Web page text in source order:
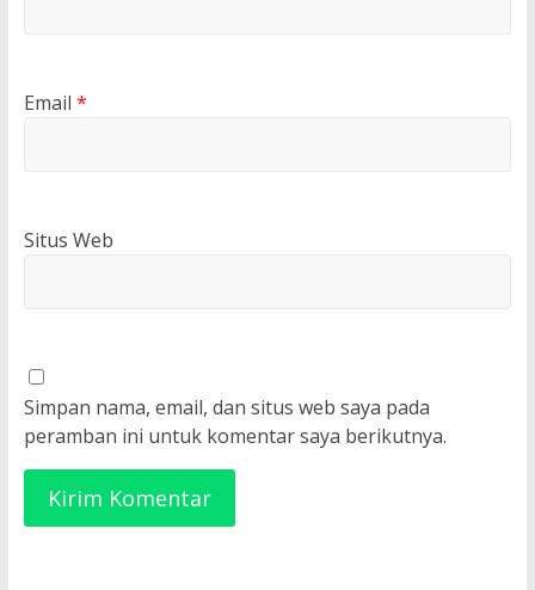
Email *
Situs Web
Simpan nama, email, dan situs web saya pada
peramban ini untuk komentar saya berikutnya.